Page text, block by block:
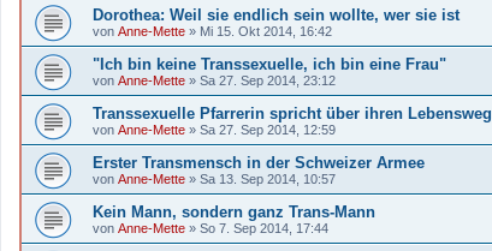
Dorothea: Weil sie endlich sein wollte, wer sie ist
von Anne-Mette » Mi 15. Okt 2014, 16:42
"Ich bin keine Transsexuelle, ich bin eine Frau"
von Anne-Mette » Sa 27. Sep 2014, 23:12
Transsexuelle Pfarrerin spricht über ihren Lebensweg
von Anne-Mette » Sa 27. Sep 2014, 12:59
Erster Transmensch in der Schweizer Armee
von Anne-Mette » Sa 13. Sep 2014, 10:57
Kein Mann, sondern ganz Trans-Mann
von Anne-Mette » So 7. Sep 2014, 17:44